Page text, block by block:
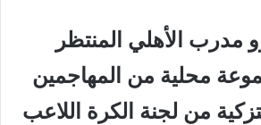
مدرب الأهلي المنتظر
محلية من المهاجمين
من لجنة الكرة اللاعب